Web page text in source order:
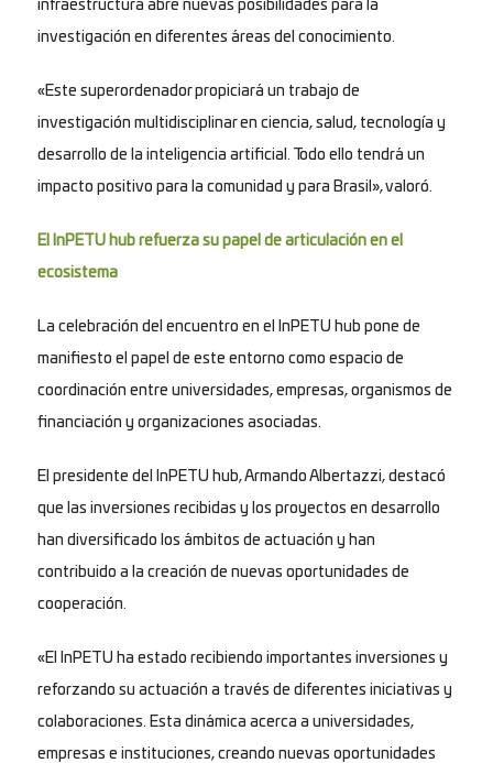
infraestructura abre nuevas posibilidades para la
investigación en diferentes áreas del conocimiento.
«Este superordenador propiciará un trabajo de
investigación multidisciplinar en ciencia, salud, tecnología y
desarrollo de la inteligencia artificial. Todo ello tendrá un
impacto positivo para la comunidad y para Brasil», valoró.
El InPETU hub refuerza su papel de articulación en el
ecosistema
La celebración del encuentro en el InPETU hub pone de
manifiesto el papel de este entorno como espacio de
coordinación entre universidades, empresas, organismos de
financiación y organizaciones asociadas.
El presidente del InPETU hub, Armando Albertazzi, destacó
que las inversiones recibidas y los proyectos en desarrollo
han diversificado los ámbitos de actuación y han
contribuido a la creación de nuevas oportunidades de
cooperación.
«El InPETU ha estado recibiendo importantes inversiones y
reforzando su actuación a través de diferentes iniciativas y
colaboraciones. Esta dinámica acerca a universidades,
empresas e instituciones, creando nuevas oportunidades